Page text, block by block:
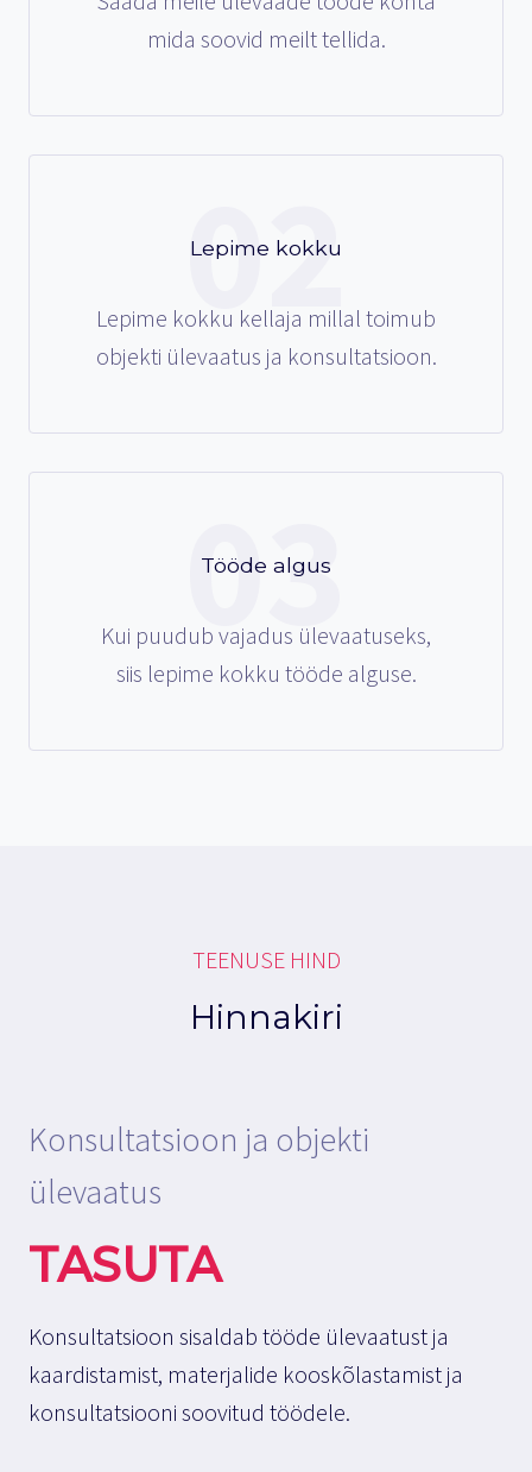
mida soovid meilt tellida.
02
Lepime kokku
Lepime kokku kellaja millal toimub
objekti ülevaatus ja konsultatsioon.
03
Tööde algus
Kui puudub vajadus ülevaatuseks,
siis lepime kokku tööde alguse.
TEENUSE HIND
Hinnakiri
Konsultatsioon ja objekti
ülevaatus
TASUTA
Konsultatsioon sisaldab tööde ülevaatust ja
kaardistamist, materjalide kooskõlastamist ja
konsultatsiooni soovitud töödele.